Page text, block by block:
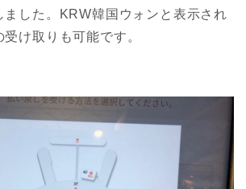
ました。KRW韓国ウォンと表示され
け取りも可能です。